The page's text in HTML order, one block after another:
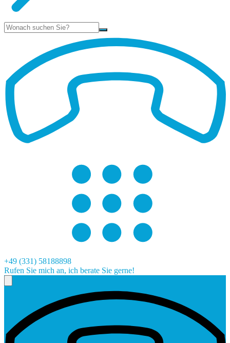
Suche
+49 (331) 58188898
Rufen Sie mich an, ich berate Sie gerne!